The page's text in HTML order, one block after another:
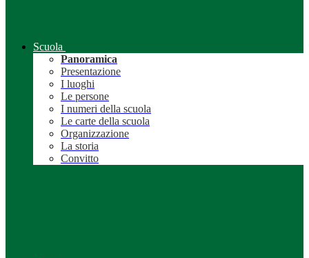
Scuola
Panoramica
Presentazione
I luoghi
Le persone
I numeri della scuola
Le carte della scuola
Organizzazione
La storia
Convitto